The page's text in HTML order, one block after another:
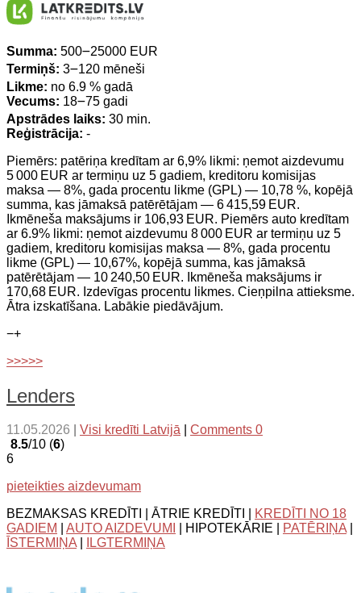
Summa: 500౼25000 EUR
Termiņš: 3౼120 mēneši
Likme: no 6.9 % gadā
Vecums: 18౼75 gadi
Apstrādes laiks: 30 min.
Reģistrācija: -
Piemērs: patēriņa kredītam ar 6,9% likmi: ņemot aizdevumu
5 000 EUR ar termiņu uz 5 gadiem, kreditoru komisijas
maksa — 8%, gada procentu likme (GPL) — 10,78 %, kopējā
summa, kas jāmaksā patērētājam — 6 415,59 EUR.
Ikmēneša maksājums ir 106,93 EUR. Piemērs auto kredītam
ar 6.9% likmi: ņemot aizdevumu 8 000 EUR ar termiņu uz 5
gadiem, kreditoru komisijas maksa — 8%, gada procentu
likme (GPL) — 10,67%, kopējā summa, kas jāmaksā
patērētājam — 10 240,50 EUR. Ikmēneša maksājums ir
170,68 EUR. Izdevīgas procentu likmes. Cieņpilna attieksme.
Ātra izskatīšana. Labākie piedāvājum.
−+
>>>>>
Lenders
11.05.2026 Visi kredīti Latvijā
Comments 0
8.5/10 (6)
6
pieteikties aizdevumam
BEZMAKSAS KREDĪTI | ĀTRIE KREDĪTI |
KREDĪTI NO 18
GADIEM
AUTO AIZDEVUMI | HIPOTEKĀRIE | PATĒRIŅA|
ĪSTERMIŅA| ILGTERMIŅA